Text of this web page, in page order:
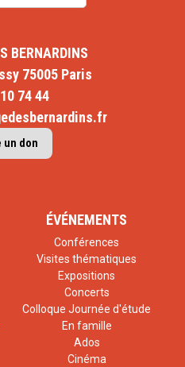
BERNARDINS
75005 Paris
74 44
un don
ÉVÉNEMENTS
Conférences
Visites thématiques
Expositions
Concerts
Colloque Journée d'étude
En famille
Ados
Cinéma